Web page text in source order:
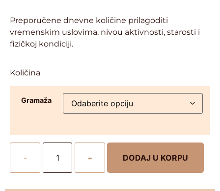
Preporučene dnevne količine prilagoditi
vremenskim uslovima, nivou aktivnosti, starosti i
fizičkoj kondiciji.
Količina
Gramaža
- + DODAJ U KORPU